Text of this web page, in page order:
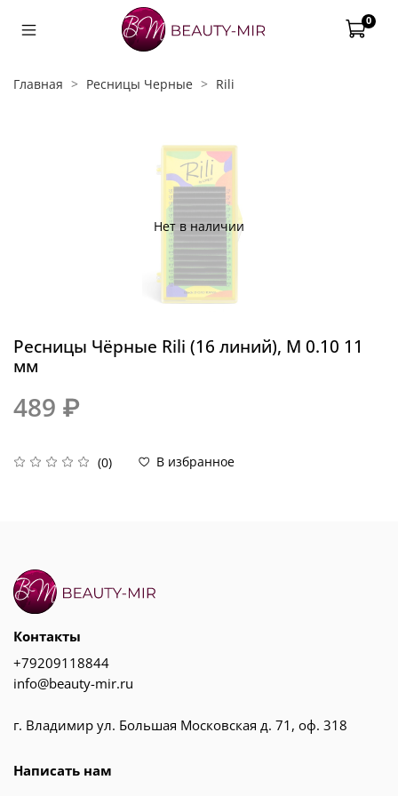
0
Главная Ресницы Черные Rili
Нет в наличии
Ресницы Чёрные Rili (16 линий), M 0.10 11
мм
(0) В избранное
489 ₽
Контакты
+79209118844
info@beauty-mir.ru
г. Владимир ул. Большая Московская д. 71, оф. 318
Написать нам